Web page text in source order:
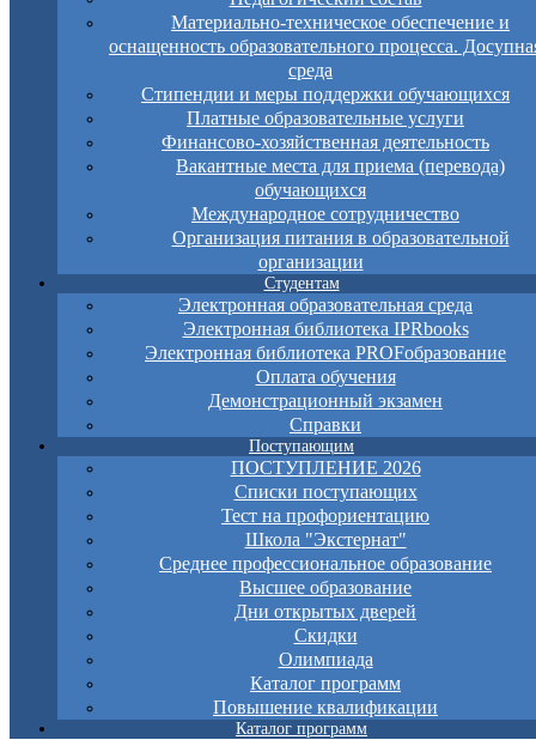
Материально-техническое обеспечение и
оснащенность образовательного процесса.
среда
Стипендии и меры поддержки обучающихся
Платные образовательные услуги
Финансово-хозяйственная деятельность
Вакантные места для приема (перевода)
обучающихся
Международное сотрудничество
Организация питания в образовательной
организации
Студентам
Электронная образовательная среда
Электронная библиотека IPRbooks
Электронная библиотека PROFобразование
Оплата обучения
Демонстрационный экзамен
Справки
Поступающим
ПОСТУПЛЕНИЕ 2026
Списки поступающих
Тест на профориентацию
Школа "Экстернат"
Среднее профессиональное образование
Высшее образование
Дни открытых дверей
Скидки
Олимпиада
Каталог программ
Повышение квалификации
Каталог программ